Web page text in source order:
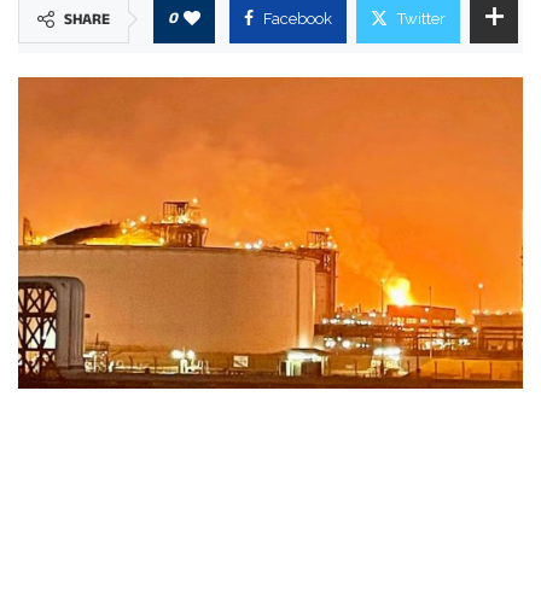
SHARE 0 Facebook Twitter